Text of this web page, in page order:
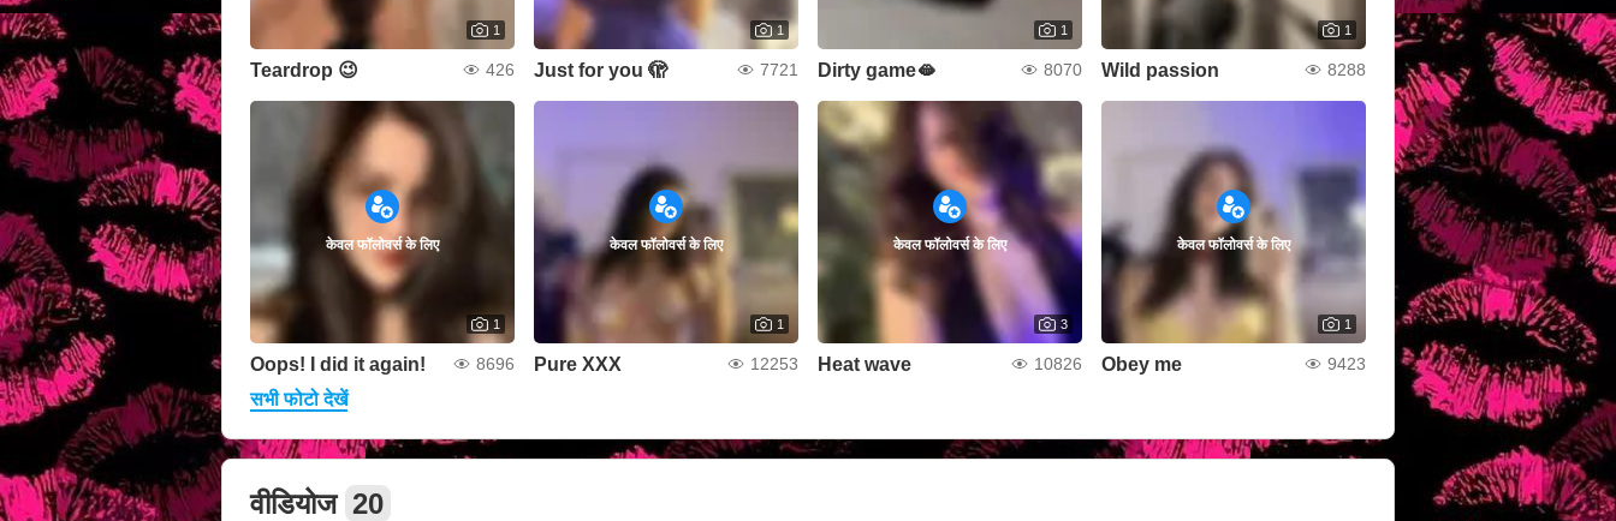
1
Teardrop 😉 426
1
Just for you 🫣 7721
1
Dirty game🫦 8070
1
Wild passion 8288
केवल फॉलोवर्स के लिए
1
Oops! I did it again! 8696
केवल फॉलोवर्स के लिए
1
Pure XXX 12253
केवल फॉलोवर्स के लिए
3
Heat wave 10826
केवल फॉलोवर्स के लिए
1
Obey me 9423
सभी फोटो देखें
वीडियोज 20